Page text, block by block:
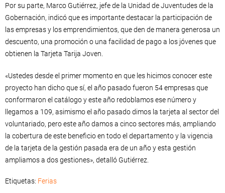
Por su parte, Marco Gutiérrez, jefe de la Unidad de Juventudes de la
Gobernación, indicó que es importante destacar la participación de
las empresas y los emprendimientos, que den de manera generosa un
descuento, una promoción o una facilidad de pago a los jóvenes que
obtienen la Tarjeta Tarija Joven.
«Ustedes desde el primer momento en que les hicimos conocer este
proyecto han dicho que sí, el año pasado fueron 54 empresas que
conformaron el catálogo y este año redoblamos ese número y
llegamos a 109, asimismo el año pasado dimos la tarjeta al sector del
voluntariado, pero este año damos a cinco sectores más, ampliando
la cobertura de este beneficio en todo el departamento y la vigencia
de la tarjeta de la gestión pasada era de un año y esta gestión
ampliamos a dos gestiones», detalló Gutiérrez.
Etiquetas: Ferias